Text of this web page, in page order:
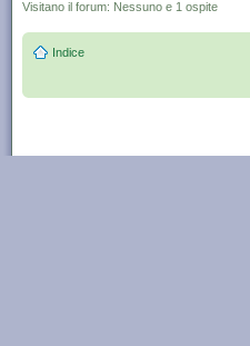
Visitano il forum: Nessuno e 1 ospite
Indice